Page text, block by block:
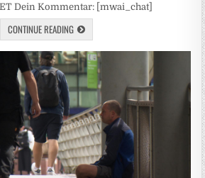
Dein Kommentar: [mwai_chat]
CONTINUE READING